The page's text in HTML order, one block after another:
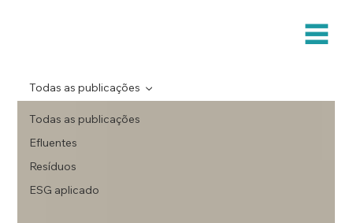
Todas as publicações
Efluentes
Resíduos
ESG aplicado
Todas as publicações